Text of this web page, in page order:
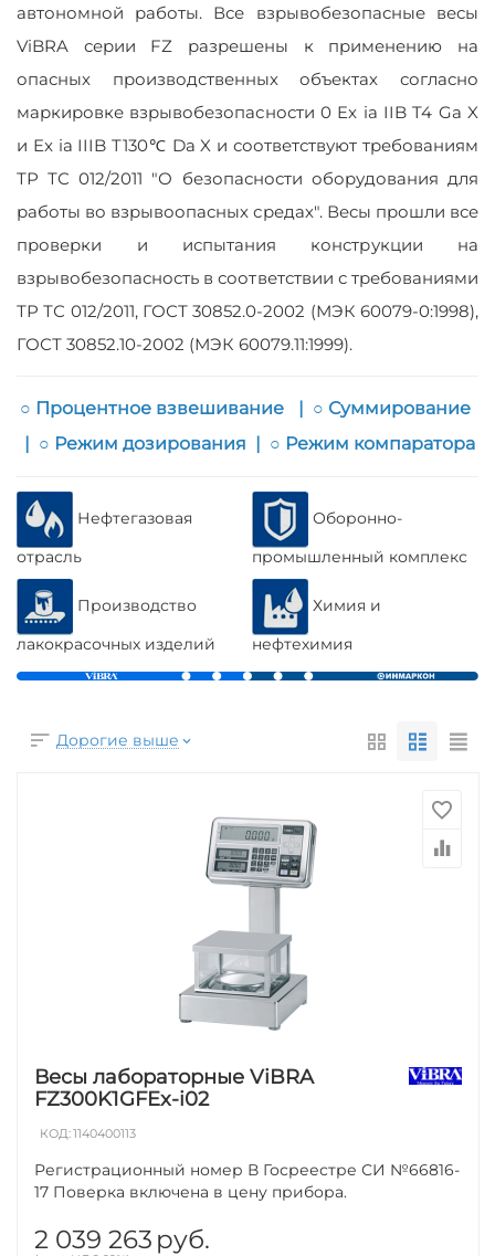
автономной работы. Все взрывобезопасные весы
ViBRA серии FZ разрешены к применению на
опасных производственных объектах согласно
маркировке взрывобезопасности 0 Ex ia IIB T4 Ga X
и Ex ia IIIB T130℃ Da X и соответствуют требованиям
ТР ТС 012/2011 "О безопасности оборудования для
работы во взрывоопасных средах". Весы прошли все
проверки и испытания конструкции на
взрывобезопасность в соответствии с требованиями
ТР ТС 012/2011, ГОСТ 30852.0-2002 (МЭК 60079-0:1998),
ГОСТ 30852.10-2002 (МЭК 60079.11:1999).
○ Процентное взвешивание | ○ Суммирование
| ○ Режим дозирования | ○ Режим компаратора
Нефтегазовая
отрасль
Производство
лакокрасочных изделий
Оборонно-
промышленный комплекс
Химия и
нефтехимия
Дорогие выше
Весы лабораторные ViBRA
FZ300K1GFEx-i02
КОД:1140400113
Регистрационный номер В Госреестре СИ №66816-
17 Поверка включена в цену прибора.
2 039 263 руб.